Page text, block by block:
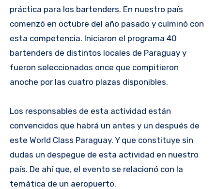
práctica para los bartenders. En nuestro país
comenzó en octubre del año pasado y culminó con
esta competencia. Iniciaron el programa 40
bartenders de distintos locales de Paraguay y
fueron seleccionados once que compitieron
anoche por las cuatro plazas disponibles.
Los responsables de esta actividad están
convencidos que habrá un antes y un después de
este World Class Paraguay. Y que constituye sin
dudas un despegue de esta actividad en nuestro
país. De ahí que, el evento se relacionó con la
temática de un aeropuerto.